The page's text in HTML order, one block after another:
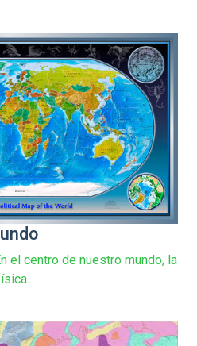
el centro de nuestro mundo, la